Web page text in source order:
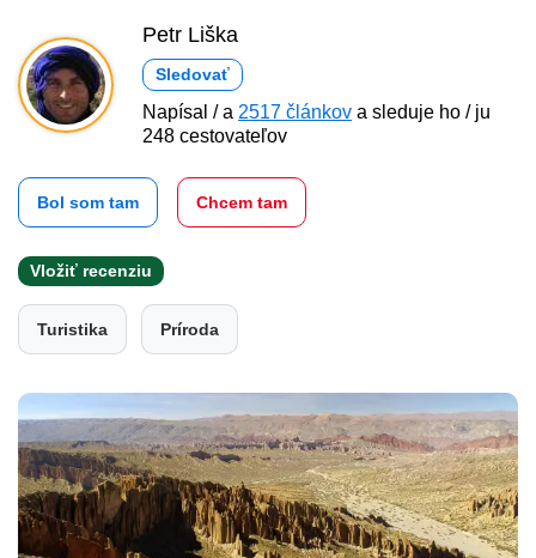
Petr Liška
Sledovať
Napísal / a 2517 článkov a sleduje ho / ju
248 cestovateľov
Bol som tam Chcem tam
Vložiť recenziu
Turistika Príroda